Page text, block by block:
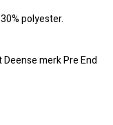
polyester.
merk Pre End